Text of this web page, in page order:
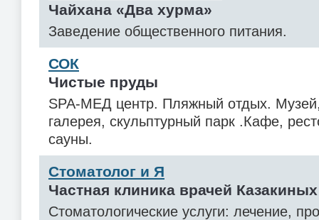
Чайхана «Два хурма»
Заведение общественного питания.
СОК
Чистые пруды
SPA-МЕД центр. Пляжный отдых.
галерея, скульптурный парк .Кафе,
сауны.
Стоматолог и Я
Частная клиника врачей Казакиных
Стоматологические услуги: лечение,